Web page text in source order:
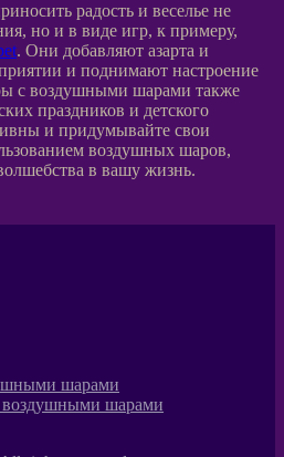
радость и веселье не
но и в виде игр, к примеру,
. Они добавляют азарта и
и поднимают настроение
с воздушными шарами также
праздников и детского
и придумывайте свои
воздушных шаров,
в вашу жизнь.
шарами
воздушными шарами